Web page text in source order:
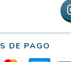
DE PAGO